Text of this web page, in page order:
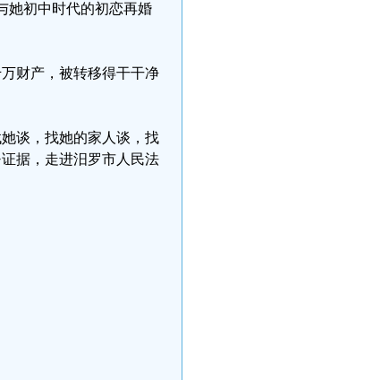
她初中时代的初恋再婚
财产，被转移得干干净
谈，找她的家人谈，找
据，走进汨罗市人民法